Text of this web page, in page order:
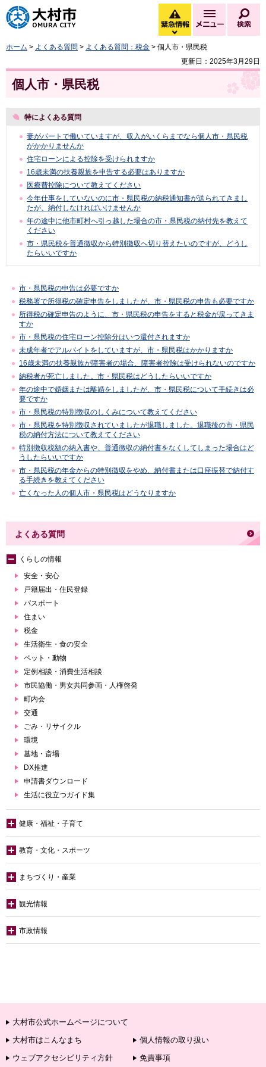
大村市
緊急情報
緊急情報を開く
メニュー
ホーム > よくある質問 > よくある質問：税金 > 個人市・県民税
更新日：2025年3月29日
個人市・県民税
特によくある質問
妻がパートで働いていますが、収入がいくらまでなら個人市・県民税
がかかりませんか
住宅ローンによる控除を受けられますか
16歳未満の扶養親族を申告する必要はありますか
医療費控除について教えてください
今年仕事をしていないのに市・県民税の納税通知書が送られてきまし
たが、納付しなければいけませんか
年の途中に他市町村へ引っ越した場合の市・県民税の納付先を教えて
ください
市・県民税を普通徴収から特別徴収へ切り替えたいのですが、どうし
たらいいですか
市・県民税の申告は必要ですか
税務署で所得税の確定申告をしましたが、市・県民税の申告も必要ですか
所得税の確定申告のように、市・県民税の申告をすると税金が戻ってきま
すか
市・県民税の住宅ローン控除分はいつ還付されますか
未成年者でアルバイトをしていますが、市・県民税はかかりますか
16歳未満の扶養親族が障害者の場合、障害者控除は受けられないのですか
納税者が死亡しました。市・県民税はどうしたらいいですか
年の途中で婚姻または離婚をしましたが、市・県民税について手続きは必
要ですか
市・県民税の特別徴収のしくみについて教えてください
市・県民税を特別徴収されていましたが退職しました。退職後の市・県民
税の納付方法について教えてください
特別徴収税額の納入書や、普通徴収の納付書をなくしてしまった場合はど
うしたらいいですか
市・県民税の年金からの特別徴収をやめ、納付書または口座振替で納付す
る手続きを教えてください
亡くなった人の個人市・県民税はどうなりますか
よくある質問
くらしの情報
安全・安心
戸籍届出・住民登録
パスポート
住まい
税金
生活衛生・食の安全
ペット・動物
定例相談・消費生活相談
市民協働・男女共同参画・人権啓発
町内会
交通
ごみ・リサイクル
環境
墓地・斎場
DX推進
申請書ダウンロード
生活に役立つガイド集
健康・福祉・子育て
教育・文化・スポーツ
まちづくり・産業
観光情報
市政情報
大村市公式ホームページについて
大村市はこんなまち
個人情報の取り扱い
ウェブアクセシビリティ方針
免責事項